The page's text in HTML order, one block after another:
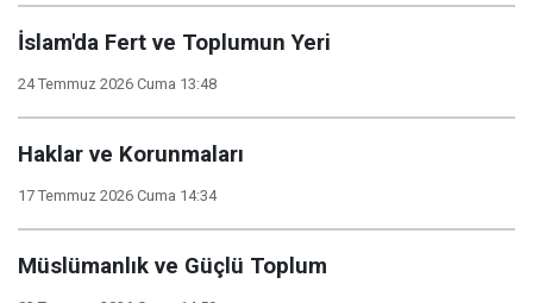
İslam'da Fert ve Toplumun Yeri
24 Temmuz 2026 Cuma 13:48
Haklar ve Korunmaları
17 Temmuz 2026 Cuma 14:34
Müslümanlık ve Güçlü Toplum